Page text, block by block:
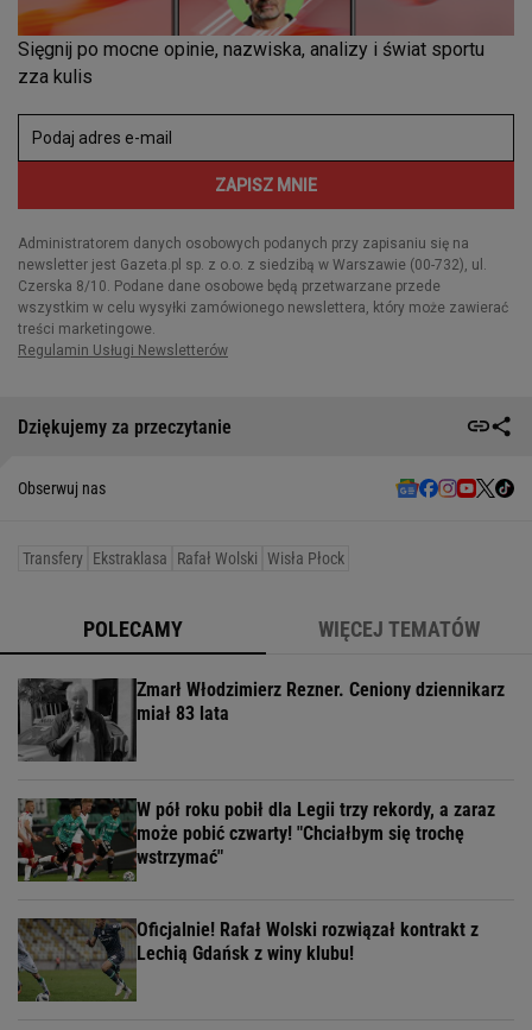
Dziękujemy za przeczytanie
Obserwuj nas
Transfery Ekstraklasa Rafał Wolski Wisła Płock
POLECAMY WIĘCEJ TEMATÓW
Zmarł Włodzimierz Rezner. Ceniony dziennikarz
miał 83 lata
W pół roku pobił dla Legii trzy rekordy, a zaraz
może pobić czwarty! "Chciałbym się trochę
wstrzymać"
Oficjalnie! Rafał Wolski rozwiązał kontrakt z
Lechią Gdańsk z winy klubu!